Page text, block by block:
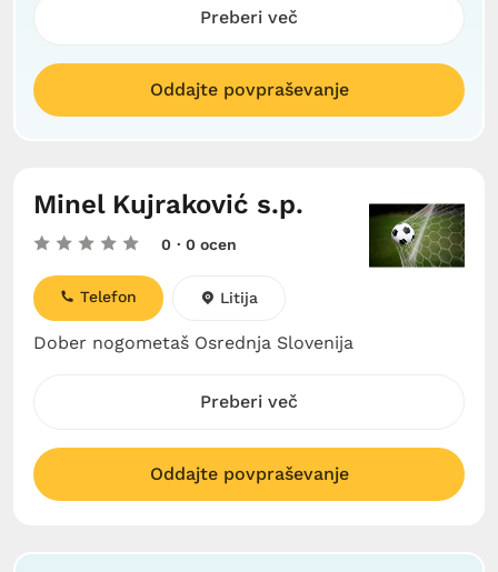
Preberi več
Oddajte povpraševanje
Minel Kujraković s.p.
0 · 0 ocen
Dober nogometaš Osrednja Slovenija
Telefon Litija
Preberi več
Oddajte povpraševanje